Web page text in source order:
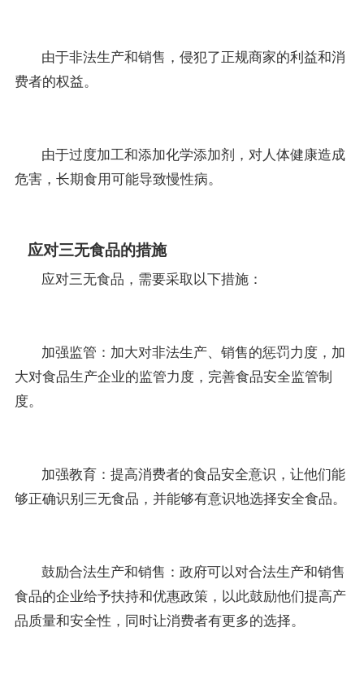
由于非法生产和销售，侵犯了正规商家的利益和消
费者的权益。
由于过度加工和添加化学添加剂，对人体健康造成
危害，长期食用可能导致慢性病。
应对三无食品的措施
应对三无食品，需要采取以下措施：
加强监管：加大对非法生产、销售的惩罚力度，加
大对食品生产企业的监管力度，完善食品安全监管制
度。
加强教育：提高消费者的食品安全意识，让他们能
够正确识别三无食品，并能够有意识地选择安全食品。
鼓励合法生产和销售：政府可以对合法生产和销售
食品的企业给予扶持和优惠政策，以此鼓励他们提高产
品质量和安全性，同时让消费者有更多的选择。